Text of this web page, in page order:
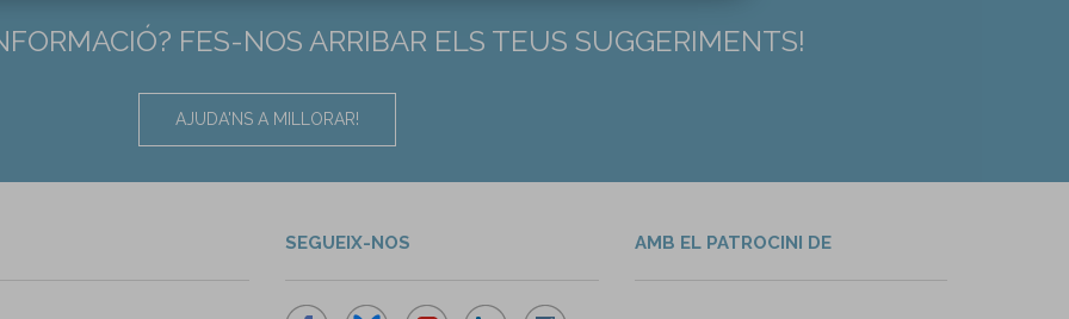
FES-NOS ARRIBAR ELS TEUS SUGGERIMENTS!
AJUDA'NS A MILLORAR!
SEGUEIX-NOS AMB EL PATROCINI DE